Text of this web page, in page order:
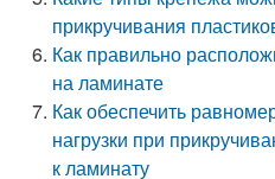
прикручивания
Как правильно
на ламинате
Как обеспечить
нагрузки при
к ламинату